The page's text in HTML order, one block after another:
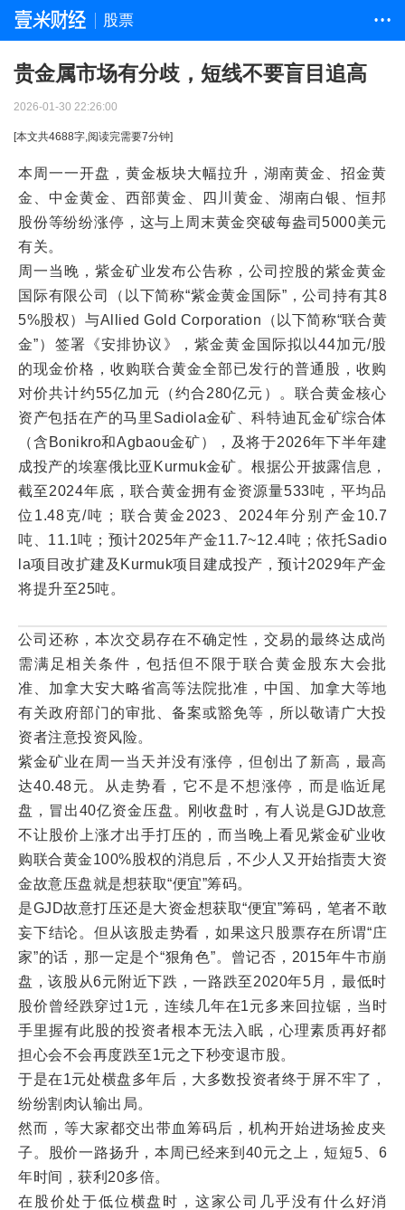
股票 • • •
贵金属市场有分歧，短线不要盲目追高
2026-01-30 22:26:00
[本文共4688字,阅读完需要7分钟]
本周一一开盘，黄金板块大幅拉升，湖南黄金、招金黄
金、中金黄金、西部黄金、四川黄金、湖南白银、恒邦
股份等纷纷涨停，这与上周末黄金突破每盎司5000美元
有关。
周一当晚，紫金矿业发布公告称，公司控股的紫金黄金
国际有限公司（以下简称“紫金黄金国际”，公司持有其8
5%股权）与Allied Gold Corporation（以下简称“联合黄
金”）签署《安排协议》，紫金黄金国际拟以44加元/股
的现金价格，收购联合黄金全部已发行的普通股，收购
对价共计约55亿加元（约合280亿元）。联合黄金核心
资产包括在产的马里Sadiola金矿、科特迪瓦金矿综合体
（含Bonikro和Agbaou金矿），及将于2026年下半年建
成投产的埃塞俄比亚Kurmuk金矿。根据公开披露信息，
截至2024年底，联合黄金拥有金资源量533吨，平均品
位1.48克/吨；联合黄金2023、2024年分别产金10.7
吨、11.1吨；预计2025年产金11.7~12.4吨；依托Sadio
la项目改扩建及Kurmuk项目建成投产，预计2029年产金
将提升至25吨。
公司还称，本次交易存在不确定性，交易的最终达成尚
需满足相关条件，包括但不限于联合黄金股东大会批
准、加拿大安大略省高等法院批准，中国、加拿大等地
有关政府部门的审批、备案或豁免等，所以敬请广大投
资者注意投资风险。
紫金矿业在周一当天并没有涨停，但创出了新高，最高
达40.48元。从走势看，它不是不想涨停，而是临近尾
盘，冒出40亿资金压盘。刚收盘时，有人说是GJD故意
不让股价上涨才出手打压的，而当晚上看见紫金矿业收
购联合黄金100%股权的消息后，不少人又开始指责大资
金故意压盘就是想获取“便宜”筹码。
是GJD故意打压还是大资金想获取“便宜”筹码，笔者不敢
妄下结论。但从该股走势看，如果这只股票存在所谓“庄
家”的话，那一定是个“狠角色”。曾记否，2015年牛市崩
盘，该股从6元附近下跌，一路跌至2020年5月，最低时
股价曾经跌穿过1元，连续几年在1元多来回拉锯，当时
手里握有此股的投资者根本无法入眠，心理素质再好都
担心会不会再度跌至1元之下秒变退市股。
于是在1元处横盘多年后，大多数投资者终于屏不牢了，
纷纷割肉认输出局。
然而，等大家都交出带血筹码后，机构开始进场捡皮夹
子。股价一路扬升，本周已经来到40元之上，短短5、6
年时间，获利20多倍。
在股价处于低位横盘时，这家公司几乎没有什么好消